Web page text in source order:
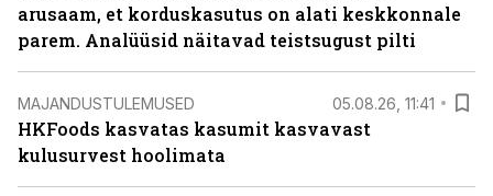
arusaam, et korduskasutus on alati keskkonnale
parem. Analüüsid näitavad teistsugust pilti
MAJANDUSTULEMUSED 05.08.26, 11:41
HKFoods kasvatas kasumit kasvavast
kulusurvest hoolimata